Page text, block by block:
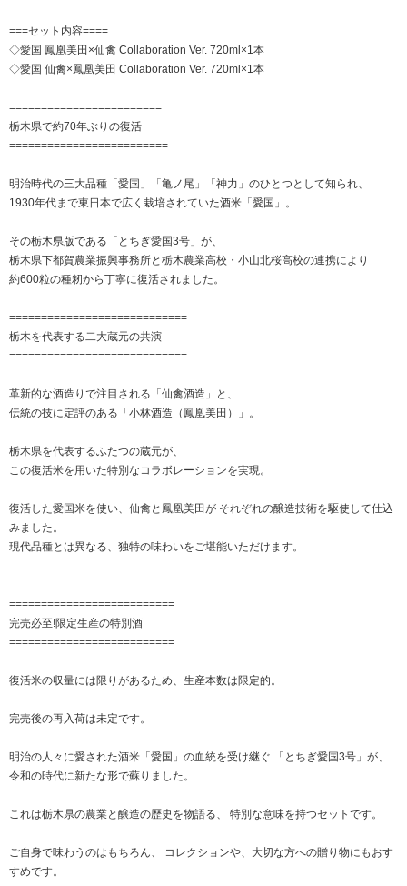
===セット内容====
◇愛国 鳳凰美田×仙禽 Collaboration Ver. 720ml×1本
◇愛国 仙禽×鳳凰美田 Collaboration Ver. 720ml×1本
========================
栃木県で約70年ぶりの復活
=========================
明治時代の三大品種「愛国」「亀ノ尾」「神力」のひとつとして知られ、
1930年代まで東日本で広く栽培されていた酒米「愛国」。
その栃木県版である「とちぎ愛国3号」が、
栃木県下都賀農業振興事務所と栃木農業高校・小山北桜高校の連携により
約600粒の種籾から丁寧に復活されました。
============================
栃木を代表する二大蔵元の共演
============================
革新的な酒造りで注目される「仙禽酒造」と、
伝統の技に定評のある「小林酒造（鳳凰美田）」。
栃木県を代表するふたつの蔵元が、
この復活米を用いた特別なコラボレーションを実現。
復活した愛国米を使い、仙禽と鳳凰美田が それぞれの醸造技術を駆使して仕込
みました。
現代品種とは異なる、独特の味わいをご堪能いただけます。
==========================
完売必至!限定生産の特別酒
==========================
復活米の収量には限りがあるため、生産本数は限定的。
完売後の再入荷は未定です。
明治の人々に愛された酒米「愛国」の血統を受け継ぐ 「とちぎ愛国3号」が、
令和の時代に新たな形で蘇りました。
これは栃木県の農業と醸造の歴史を物語る、 特別な意味を持つセットです。
ご自身で味わうのはもちろん、 コレクションや、大切な方への贈り物にもおす
すめです。